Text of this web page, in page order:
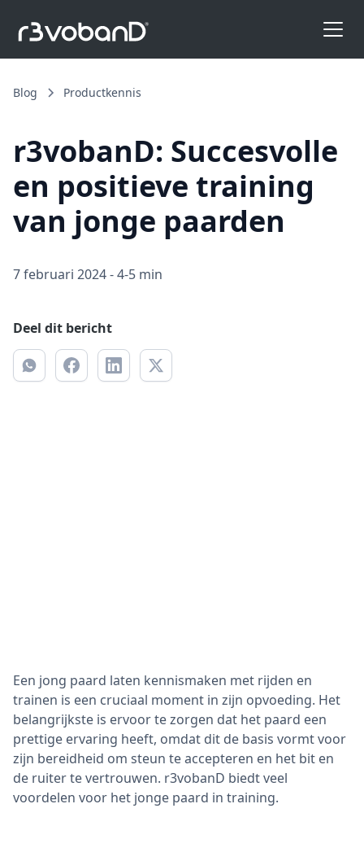
Blog Productkennis
r3vobanD: Succesvolle
en positieve training
van jonge paarden
7 februari 2024-4-5 min
Deel dit bericht
Een jong paard laten kennismaken met rijden en
trainen is een cruciaal moment in zijn opvoeding. Het
belangrijkste is ervoor te zorgen dat het paard een
prettige ervaring heeft, omdat dit de basis vormt voor
zijn bereidheid om steun te accepteren en het bit en
de ruiter te vertrouwen. r3vobanD biedt veel
voordelen voor het jonge paard in training.